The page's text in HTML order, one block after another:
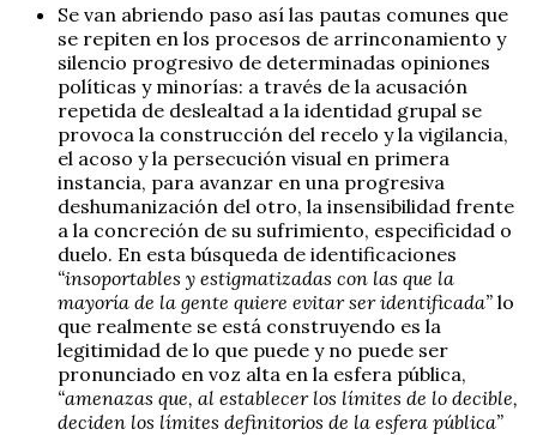
Se van abriendo paso así las pautas comunes que
se repiten en los procesos de arrinconamiento y
silencio progresivo de determinadas opiniones
políticas y minorías: a través de la acusación
repetida de deslealtad a la identidad grupal se
provoca la construcción del recelo y la vigilancia,
el acoso y la persecución visual en primera
instancia, para avanzar en una progresiva
deshumanización del otro, la insensibilidad frente
a la concreción de su sufrimiento, especificidad o
duelo. En esta búsqueda de identificaciones
“insoportables y estigmatizadas con las que la
mayoría de la gente quiere evitar ser identificada” lo
que realmente se está construyendo es la
legitimidad de lo que puede y no puede ser
pronunciado en voz alta en la esfera pública,
“amenazas que, al establecer los límites de lo decible,
deciden los límites definitorios de la esfera pública”